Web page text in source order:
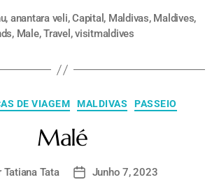
, anantara veli,Capital , Maldivas, Maldives,
, Male,Travel ,visitmaldives
DE VIAGEM MALDIVAS PASSEIO
Malé
Tatiana Tata Junho 7, 2023